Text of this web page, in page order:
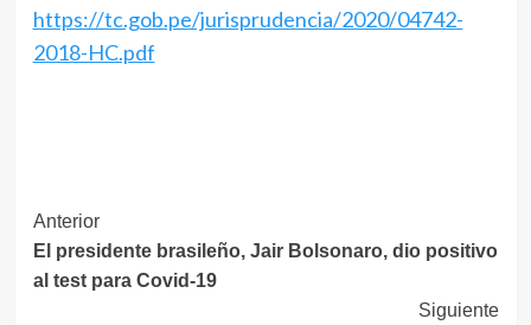
https://tc.gob.pe/jurisprudencia/2020/04742-
2018-HC.pdf
Navegación
de
entradas
Anterior
El presidente brasileño, Jair Bolsonaro, dio positivo
al test para Covid-19
Siguiente